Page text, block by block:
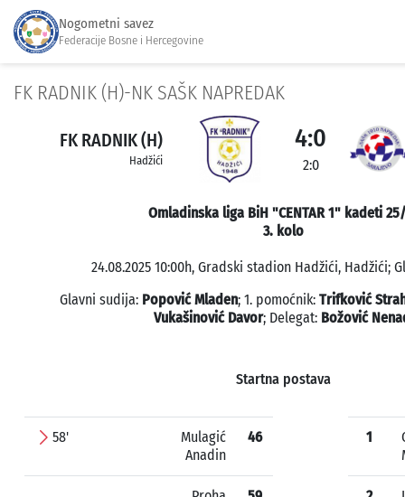
Nogometni savez
Federacije Bosne i Hercegovine
FK RADNIK (H)-NK SAŠK NAPREDAK
FK RADNIK (H)
Hadžići
4:0
2:0
Omladinska liga BiH "CENTAR 1" kadeti
3. kolo
24.08.2025 10:00h, Gradski stadion Hadžići, Hadžići;
Glavni sudija: Popović Mladen; 1. pomoćnik: Trifković
Vukašinović Davor; Delegat: Božović
Startna postava
58'
Mulagić
Anadin
46 1